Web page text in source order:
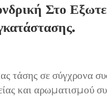
Στο
τάσης σε σύγχρονα
και αρωματισμού